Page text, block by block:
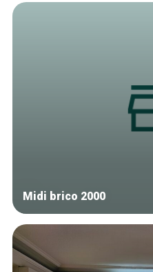
Midi brico 2000